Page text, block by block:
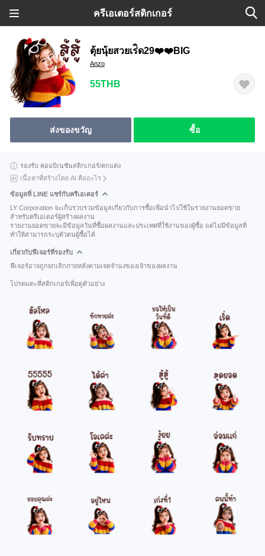
ครีเอเตอร์สติกเกอร์
ตุ้ยนุ้ยสวยเร่ิด29❤️❤️BIG
Anzo
55THB
ส่งของขวัญ ซื้อ
รองรับ คอมบิเนชันสติกเกอร์/ตกแต่ง
เนื้อหาที่สร้างโดย AI คืออะไร
ข้อมูลที่ LINE แชร์กับครีเอเตอร์
LY Corporation จะเก็บรวบรวมข้อมูลเกี่ยวกับการซื้อเพื่อนำไปใช้ในรายงานยอดขาย
สำหรับครีเอเตอร์ผู้สร้างผลงาน
รายงานยอดขายจะมีข้อมูลวันที่ซื้อผลงานและประเทศที่ใช้งานของผู้ซื้อ แต่ไม่มีข้อมูลที่
ทำให้สามารถระบุตัวตนผู้ซื้อได้
เกี่ยวกับฟีเจอร์ที่รองรับ
ฟีเจอร์อาจถูกยกเลิกภายหลังตามเจตจำนงของเจ้าของผลงาน
โปรดแตะที่สติกเกอร์เพื่อดูตัวอย่าง